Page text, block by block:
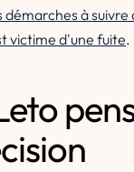
démarches à suivre
victime d'une fuite.